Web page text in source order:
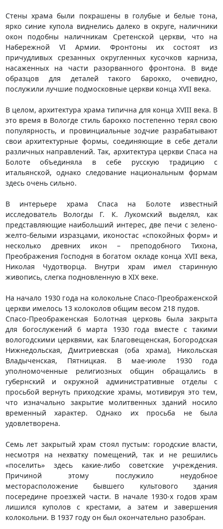
Стены храма были покрашены в голубые и белые тона,
ярко синие купола виднелись далеко в округе, наличники
окон подобны наличникам Cpетенской церкви, что на
Набережной VI Армии. Фронтоны их состоят из
причудливых срезанных округленных кусочков карниза,
насаженных на части разорванного фронтона. В виде
образцов для деталей такого барокко, очевидно,
послужили лучшие подмосковные церкви конца XVII века.
В целом, архитектура храма типична для конца XVIII века. В
это время в Вологде стиль барокко постепенно терял свою
популярность, и провинциальные зодчие разрабатывают
свои архитектурные формы, соединяющие в себе детали
различных направлений. Так, архитектура церкви Спаса на
Болоте объединяла в себе русскую традицию с
итальянской, однако следование национальным формам
здесь очень сильно.
В интерьере храма Спаса на Болоте известный
исследователь Вологды Г. К. Лукомский выделял, как
представляющие наибольший интерес, две печи с зелено-
желто-белыми изразцами, иконостас «спокойных форм» и
несколько древних икон – преподобного Тихона,
Преображения Господня в богатом окладе конца XVII века,
Николая Чудотворца. Внутри храм имел старинную
живопись, слегка подновленную в XIX веке.
На начало 1930 года на колокольне Спасо-Преображенской
церкви имелось 13 колоколов общим весом 218 пудов.
Спасо-Преображенская Болотная церковь была закрыта
для богослужений 6 марта 1930 года вместе с такими
вологодскими церквями, как Благовещенская, Богородская
Нижнедольская, Дмитриевская (оба храма), Никольская
Владыченская, Пятницкая. В мае-июле 1930 года
уполномоченные религиозных общин обращались в
губернский и окружной административные отделы с
просьбой вернуть приходские храмы, мотивируя это тем,
что изначально закрытие молитвенных зданий носило
временный характер. Однако их просьба не была
удовлетворена.
Семь лет закрытый храм стоял пустым: городские власти,
несмотря на нехватку помещений, так и не решились
«поселить» здесь какие-либо советские учреждения.
Причиной этому послужило неудобное
месторасположение бывшего культового здания
посередине проезжей части. В начале 1930-х годов храм
лишился куполов с крестами, а затем и завершения
колокольни. В 1937 году он был окончательно разобран.